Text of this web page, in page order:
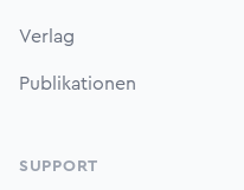
Verlag
Publikationen
SUPPORT